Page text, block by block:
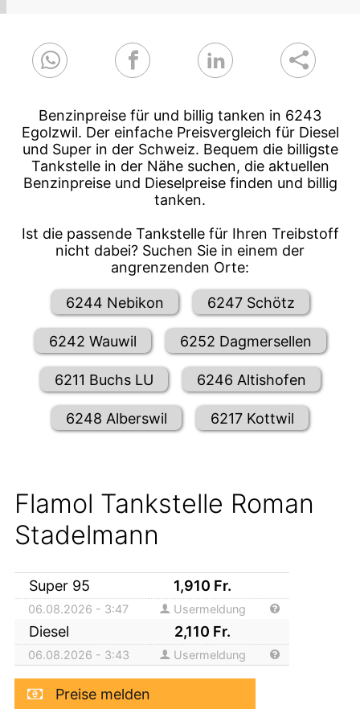
Benzinpreise für und billig tanken in 6243
Egolzwil. Der einfache Preisvergleich für Diesel
und Super in der Schweiz. Bequem die billigste
Tankstelle in der Nähe suchen, die aktuellen
Benzinpreise und Dieselpreise finden und billig
tanken.
Ist die passende Tankstelle für Ihren Treibstoff
nicht dabei? Suchen Sie in einem der
angrenzenden Orte:
6244 Nebikon 6247 Schötz
6242 Wauwil 6252 Dagmersellen
6211 Buchs LU 6246 Altishofen
6248 Alberswil 6217 Kottwil
Flamol Tankstelle Roman
Stadelmann
Super 95 1,910 Fr.
06.08.2026 - 3:47 Usermeldung
Diesel 2,110 Fr.
06.08.2026 - 3:43 Usermeldung
Preise melden